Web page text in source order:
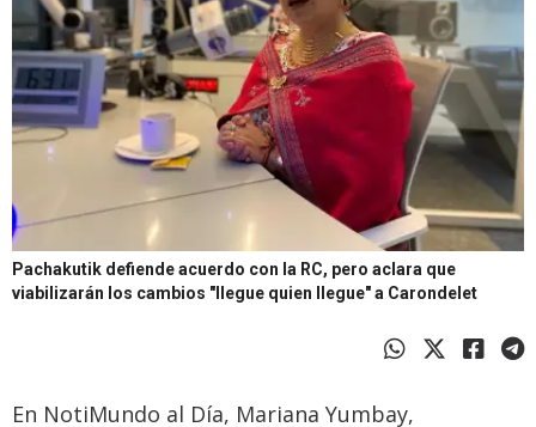
Pachakutik defiende acuerdo con la RC, pero aclara que
viabilizarán los cambios "llegue quien llegue" a Carondelet
En NotiMundo al Día, Mariana Yumbay,